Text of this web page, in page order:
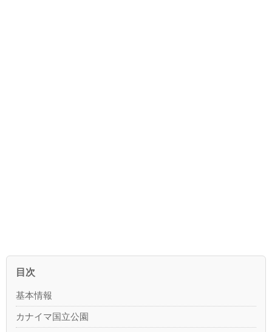
目次
基本情報
カナイマ国立公園